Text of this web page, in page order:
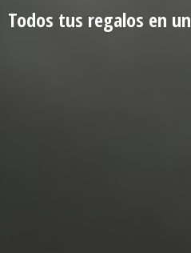
Todos tus regalos en un